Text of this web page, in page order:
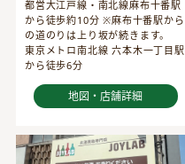
都営大江戸線・南北線麻布十番駅
から徒歩約10分 ※麻布十番駅から
の道のりは上り坂が続きます。
東京メトロ南北線 六本木一丁目駅
から徒歩6分
地図・店舗詳細